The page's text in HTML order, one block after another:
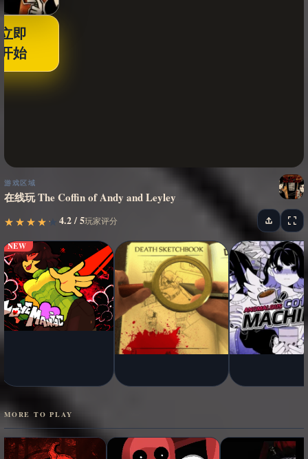
立即
开始
游戏区域
在线玩 The Coffin of Andy and Leyley
★
★ ★
★ ★
★ ★
★ ★★ 4.2 / 5玩家评分
NEW
MORE TO PLAY